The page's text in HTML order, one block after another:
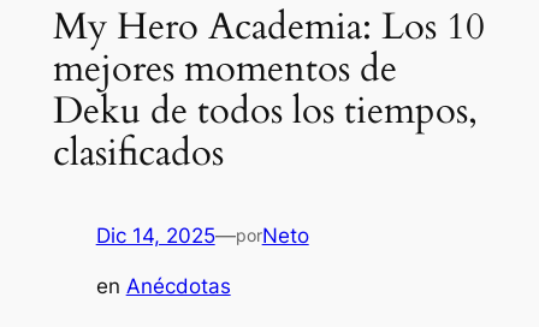
My Hero Academia: Los 10
mejores momentos de
Deku de todos los tiempos,
clasificados
Dic 14, 2025—porNeto
en Anécdotas